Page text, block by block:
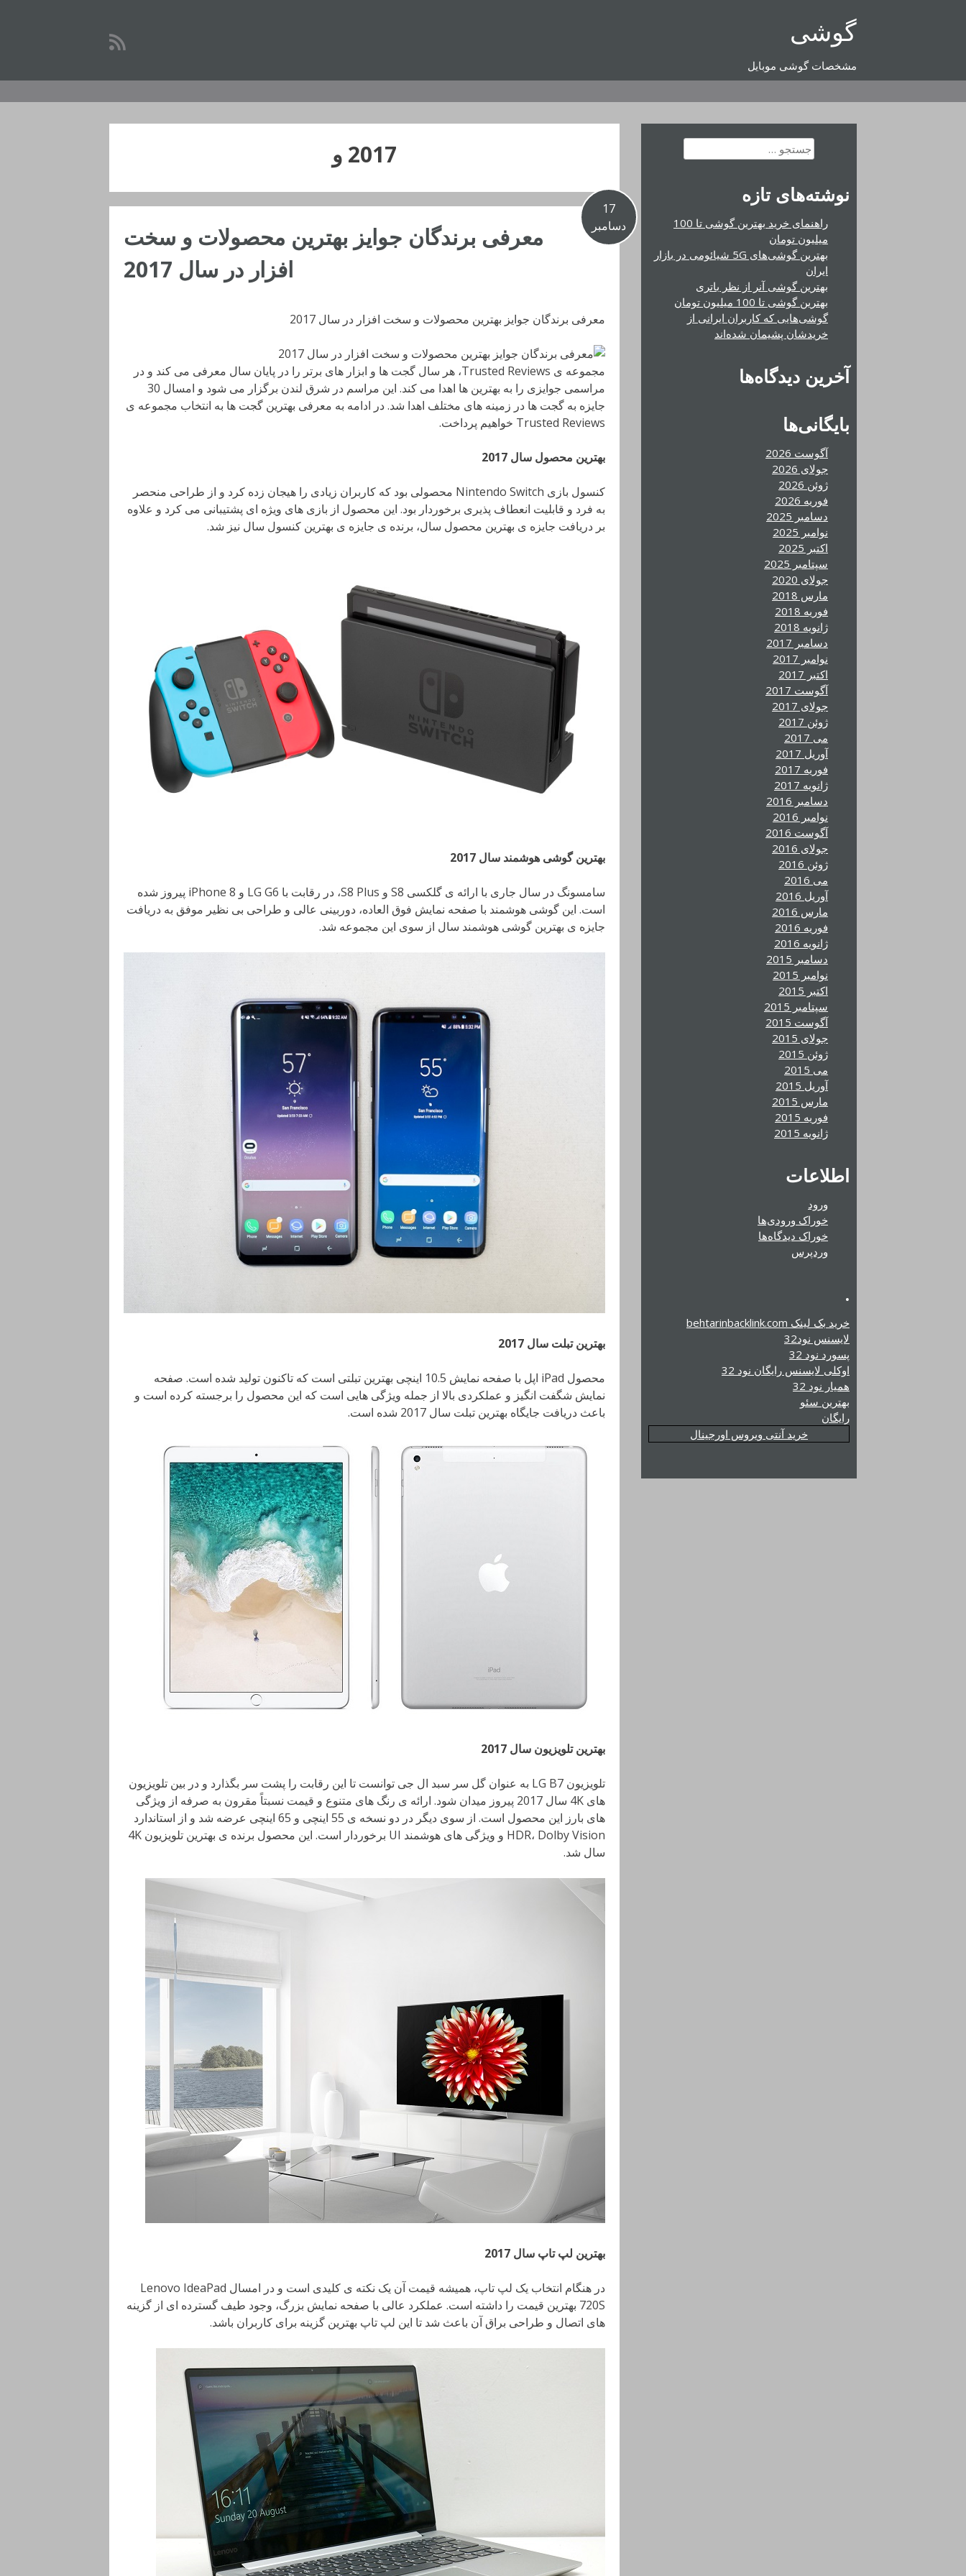
گوشی
مشخصات گوشی موبایل
2017 و
17
دسامبر
معرفی برندگان جوایز بهترین محصولات و سخت
افزار در سال 2017
معرفی برندگان جوایز بهترین محصولات و سخت افزار در سال 2017
مجموعه ی Trusted Reviews، هر سال گجت ها و ابزار های برتر را در پایان سال معرفی می کند و در
مراسمی جوایزی را به بهترین ها اهدا می کند. این مراسم در شرق لندن برگزار می شود و امسال 30
جایزه به گجت ها در زمینه های مختلف اهدا شد. در ادامه به معرفی بهترین گجت ها به انتخاب مجموعه ی
Trusted Reviews خواهیم پرداخت.
بهترین محصول سال 2017
کنسول بازی Nintendo Switch محصولی بود که کاربران زیادی را هیجان زده کرد و از طراحی منحصر
به فرد و قابلیت انعطاف پذیری برخوردار بود. این محصول از بازی های ویژه ای پشتیبانی می کرد و علاوه
بر دریافت جایزه ی بهترین محصول سال، برنده ی جایزه ی بهترین کنسول سال نیز شد.
بهترین گوشی هوشمند سال 2017
سامسونگ در سال جاری با ارائه ی گلکسی S8 و S8 Plus، در رقابت با LG G6 و iPhone 8 پیروز شده
است. این گوشی هوشمند با صفحه نمایش فوق العاده، دوربینی عالی و طراحی بی نظیر موفق به دریافت
جایزه ی بهترین گوشی هوشمند سال از سوی این مجموعه شد.
بهترین تبلت سال 2017
محصول iPad اپل با صفحه نمایش 10.5 اینچی بهترین تبلتی است که تاکنون تولید شده است. صفحه
نمایش شگفت انگیز و عملکردی بالا از جمله ویژگی هایی است که این محصول را برجسته کرده است و
باعث دریافت جایگاه بهترین تبلت سال 2017 شده است.
بهترین تلویزیون سال 2017
تلویزیون LG B7 به عنوان گل سر سبد ال جی توانست تا این رقابت را پشت سر بگذارد و در بین تلویزیون
های 4K سال 2017 پیروز میدان شود. ارائه ی رنگ های متنوع و قیمت نسبتاً مقرون به صرفه از ویژگی
های بارز این محصول است. از سوی دیگر در دو نسخه ی 55 اینچی و 65 اینچی عرضه شد و از استاندارد
HDR، Dolby Vision و ویژگی های هوشمند UI برخوردار است. این محصول برنده ی بهترین تلویزیون 4K
سال شد.
بهترین لپ تاپ سال 2017
در هنگام انتخاب یک لپ تاپ، همیشه قیمت آن یک نکته ی کلیدی است و در امسال Lenovo IdeaPad
720S بهترین قیمت را داشته است. عملکرد عالی با صفحه نمایش بزرگ، وجود طیف گسترده ای از گزینه
های اتصال و طراحی براق آن باعث شد تا این لپ تاپ بهترین گزینه برای کاربران باشد.
جستجو
برای:
نوشته‌های تازه
راهنمای خرید بهترین گوشی تا 100
میلیون تومان
بهترین گوشی‌های 5G شیائومی در بازار
ایران
بهترین گوشی آنر از نظر باتری
بهترین گوشی تا 100 میلیون تومان
گوشی‌هایی که کاربران ایرانی از
خریدشان پشیمان شده‌اند
آخرین دیدگاه‌ها
بایگانی‌ها
آگوست 2026
جولای 2026
ژوئن 2026
فوریه 2026
دسامبر 2025
نوامبر 2025
اکتبر 2025
سپتامبر 2025
جولای 2020
مارس 2018
فوریه 2018
ژانویه 2018
دسامبر 2017
نوامبر 2017
اکتبر 2017
آگوست 2017
جولای 2017
ژوئن 2017
می 2017
آوریل 2017
فوریه 2017
ژانویه 2017
دسامبر 2016
نوامبر 2016
آگوست 2016
جولای 2016
ژوئن 2016
می 2016
آوریل 2016
مارس 2016
فوریه 2016
ژانویه 2016
دسامبر 2015
نوامبر 2015
اکتبر 2015
سپتامبر 2015
آگوست 2015
جولای 2015
ژوئن 2015
می 2015
آوریل 2015
مارس 2015
فوریه 2015
ژانویه 2015
اطلاعات
ورود
خوراک ورودی‌ها
خوراک دیدگاه‌ها
وردپرس
.
خرید بک لینک behtarinbacklink.com
لایسنس نود32
پسورد نود 32
اوکلی لایسنس رایگان نود 32
همیار نود 32
بهترین سئو
رایگان
خرید آنتی ویروس اورجینال